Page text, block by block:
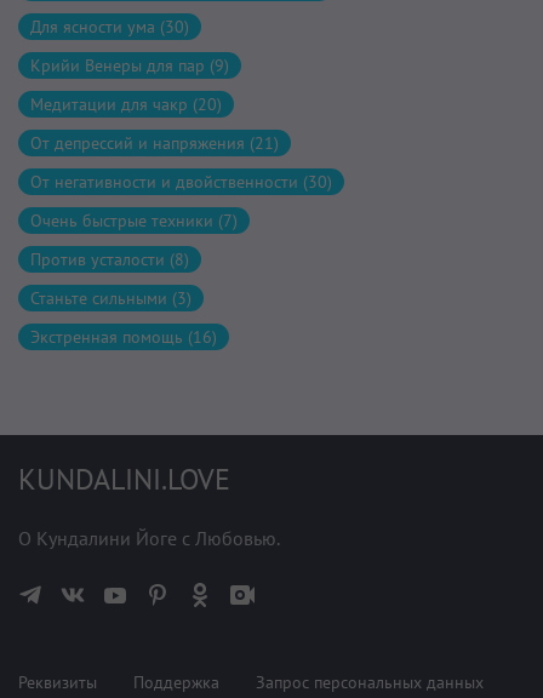
Для ясности ума (30)
Крийи Венеры для пар (9)
Медитации для чакр (20)
От депрессий и напряжения (21)
От негативности и двойственности (30)
Очень быстрые техники (7)
Против усталости (8)
Станьте сильными (3)
Экстренная помощь (16)
KUNDALINI.LOVE
О Кундалини Йоге с Любовью.
Реквизиты Поддержка
Запрос персональных данных